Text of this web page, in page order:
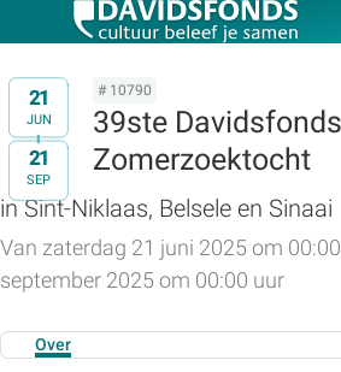
21
JUN
t/m
21
SEP
# 10790
39ste Davidsfonds
Zomerzoektocht
in Sint-Niklaas, Belsele en Sinaai
Van zaterdag 21 juni 2025 om
september 2025 om 00:00 uur
Over
Zoek:
Zoeken